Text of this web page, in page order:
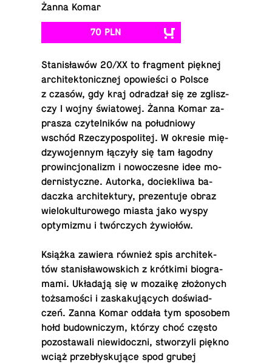
Żanna Komar
70 PLN
Sta­ni­sła­wów 20/XX to frag­ment pięknej
ar­chi­tek­to­nicz­nej opo­wie­ści o Polsce
z czasów, gdy kraj od­ra­dzał się ze zglisz­
czy I wojny świa­to­wej. Żanna Komar za­
pra­sza czy­tel­ni­ków na po­łu­dnio­wy
wschód Rze­czy­po­spo­li­tej. W okresie mię­
dzy­wo­jen­nym łączyły się tam łagodny
pro­win­cjo­na­lizm i no­wo­cze­sne idee mo­
der­ni­stycz­ne. Autorka, do­cie­kli­wa ba­
dacz­ka ar­chi­tek­tu­ry, pre­zen­tu­je obraz
wie­lo­kul­tu­ro­we­go miasta jako wyspy
opty­mi­zmu i twór­czych żywiołów.
Książka zawiera również spis ar­chi­tek­
tów sta­ni­sła­wow­skich z krót­ki­mi bio­gra­
ma­mi. Ukła­da­ją się w mozaikę zło­żo­nych
toż­sa­mo­ści i za­ska­ku­ją­cych do­świad­
czeń. Zanna Komar oddała tym spo­so­bem
hołd bu­dow­ni­czym, którzy choć często
po­zo­sta­wa­li nie­wi­docz­ni, stwo­rzy­li piękno
wciąż prze­bły­sku­ją­ce spod grubej